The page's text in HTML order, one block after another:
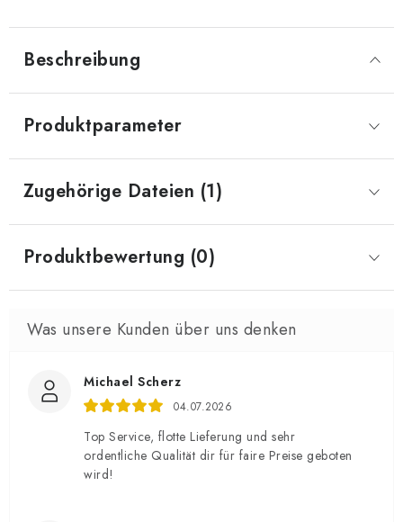
Beschreibung
Produktparameter
Zugehörige Dateien (1)
Produktbewertung (0)
Michael Scherz
04.07.2026
Top Service, flotte Lieferung und sehr
ordentliche Qualität dir für faire Preise geboten
wird!